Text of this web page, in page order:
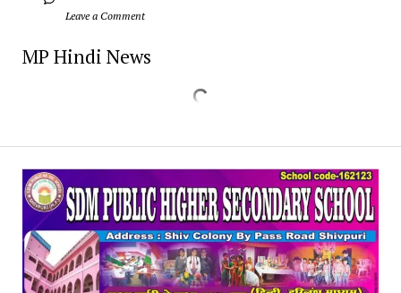
		Leave a Comment
MP Hindi News